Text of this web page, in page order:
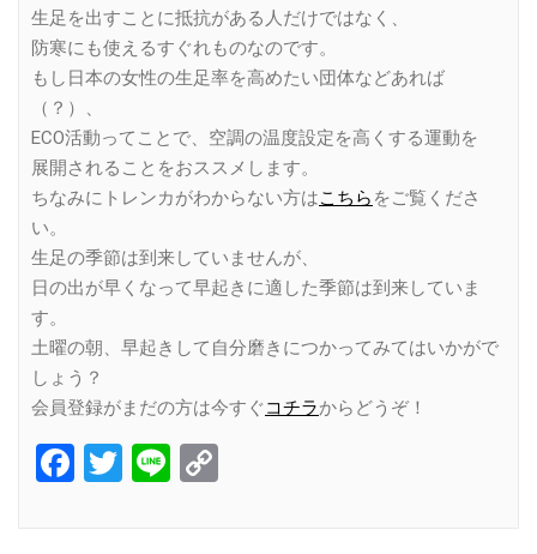
生足を出すことに抵抗がある人だけではなく、
防寒にも使えるすぐれものなのです。
もし日本の女性の生足率を高めたい団体などあれば
（？）、
ECO活動ってことで、空調の温度設定を高くする運動を
展開されることをおススメします。
ちなみにトレンカがわからない方はこちら をご覧くださ
い。
生足の季節は到来していませんが、
日の出が早くなって早起きに適した季節は到来していま
す。
土曜の朝、早起きして自分磨きにつかってみてはいかがで
しょう？
会員登録がまだの方は今すぐコチラからどうぞ！
Facebook
Twitter
Line